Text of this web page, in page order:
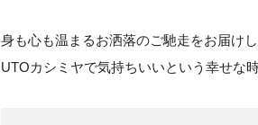
身も心も温まるお洒落のご馳走をお届けし
UTOカシミヤで気持ちいいという幸せな